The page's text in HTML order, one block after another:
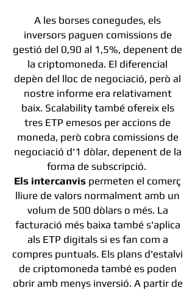
A les borses conegudes, els
inversors paguen comissions de
gestió del 0,90 al 1,5%, depenent de
la criptomoneda. El diferencial
depèn del lloc de negociació, però al
nostre informe era relativament
baix. Scalability també ofereix els
tres ETP emesos per accions de
moneda, però cobra comissions de
negociació d'1 dòlar, depenent de la
forma de subscripció.
Els intercanvis permeten el comerç
lliure de valors normalment amb un
volum de 500 dòlars o més. La
facturació més baixa també s'aplica
als ETP digitals si es fan com a
compres puntuals. Els plans d'estalvi
de criptomoneda també es poden
obrir amb menys inversió. A partir de